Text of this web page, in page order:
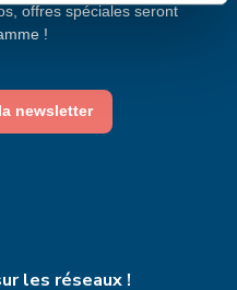
offres spéciales seront
!
newsletter
les réseaux !